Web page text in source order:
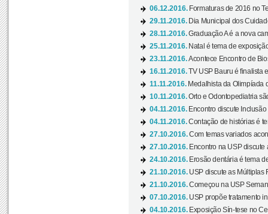
06.12.2016. Formaturas de 2016 no
29.11.2016. Dia Municipal dos
28.11.2016.Graduação A é a nova
25.11.2016. Natal é tema de
23.11.2016.Acontece Encontro de
16.11.2016.TV USP Bauru é finalista
11.11.2016. Medalhista da Olimpíada
10.11.2016.Orto e Odontopediatria
04.11.2016. Encontro discute
04.11.2016.Contação de histórias é
27.10.2016.Com temas variados
27.10.2016. Encontro na USP discute
24.10.2016. Erosão dentária é tema
21.10.2016. USP discute as Múltiplas
21.10.2016.Começou na USP
07.10.2016. USP propõe tratamento
04.10.2016. Exposição Sín-tese no